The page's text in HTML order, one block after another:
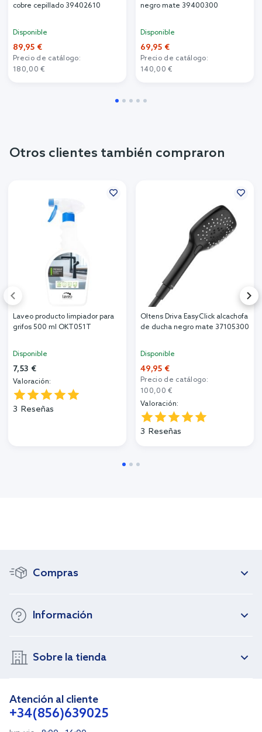
cobre cepillado 39402610
Disponible
89,95 €
Precio de catálogo:
180,00 €
negro mate 39400300
Disponible
69,95 €
Precio de catálogo:
140,00 €
Otros clientes también compraron
Laveo producto limpiador para
grifos 500 ml OKT051T
Disponible
7,53 €
Valoración:
3 Reseñas
Oltens Driva EasyClick alcachofa
de ducha negro mate 37105300
Disponible
49,95 €
Precio de catálogo:
100,00 €
Valoración:
3 Reseñas
Compras
Información
Sobre la tienda
Atención al cliente
+34(856)639025